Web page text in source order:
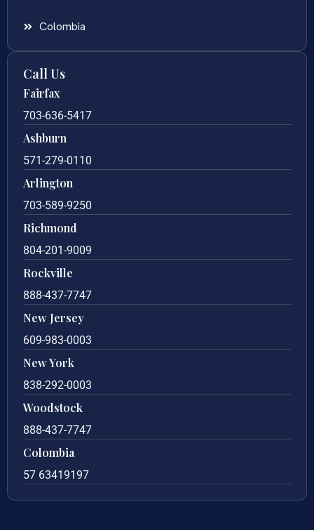
Colombia
Call Us
Fairfax
703-636-5417
Ashburn
571-279-0110
Arlington
703-589-9250
Richmond
804-201-9009
Rockville
888-437-7747
New Jersey
609-983-0003
New York
838-292-0003
Woodstock
888-437-7747
Colombia
57 63419197